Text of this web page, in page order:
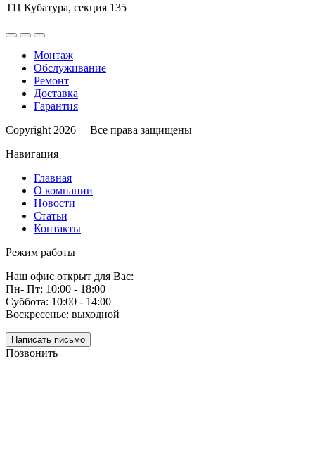
ТЦ Кубатура, секция 135
Монтаж
Обслуживание
Ремонт
Доставка
Гарантия
Copyright 2026 Все права защищены
Навигация
Главная
О компании
Новости
Статьи
Контакты
Режим работы
Наш офис открыт для Вас:
Пн- Пт: 10:00 - 18:00
Суббота: 10:00 - 14:00
Воскресенье: выходной
Написать письмо
Позвонить